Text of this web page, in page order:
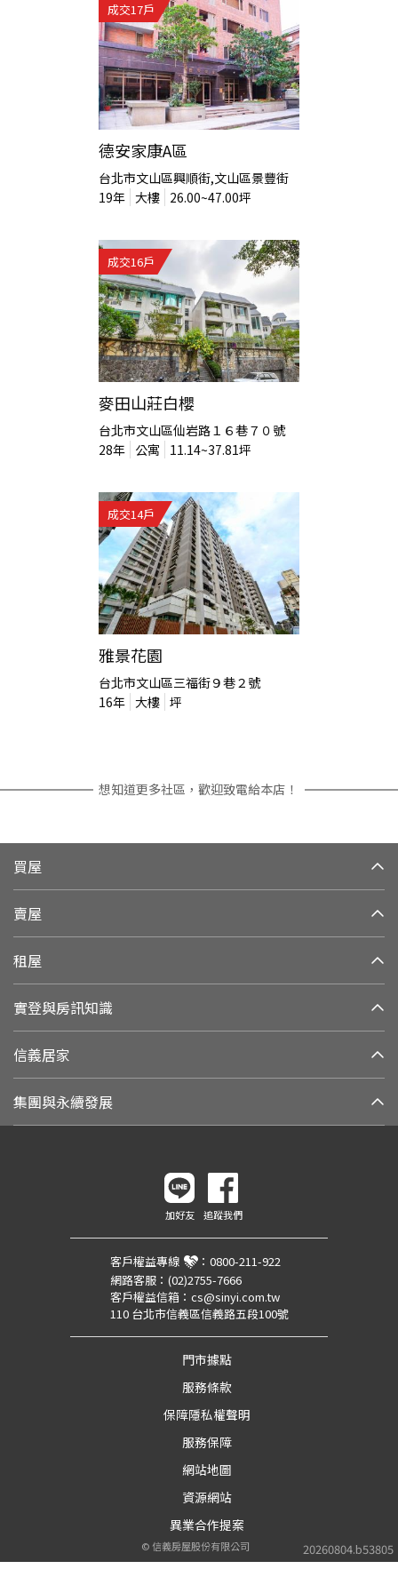
成交17戶
德安家康A區
台北市文山區興順街,文山區景豐街
19年 大樓 26.00~47.00坪
成交16戶
麥田山莊白櫻
台北市文山區仙岩路１６巷７０號
28年 公寓 11.14~37.81坪
成交14戶
雅景花園
台北市文山區三福街９巷２號
16年 大樓 坪
想知道更多社區，歡迎致電給本店！
買屋
賣屋
租屋
實登與房訊知識
信義居家
集團與永續發展
20260804.b53805
加好友 追蹤我們
客戶權益專線 ： 0800-211-922
網路客服： (02)2755-7666
客戶權益信箱： cs@sinyi.com.tw
110 台北市信義區信義路五段100號
門市據點
服務條款
保障隱私權聲明
服務保障
網站地圖
資源網站
異業合作提案
©信義房屋股份有限公司